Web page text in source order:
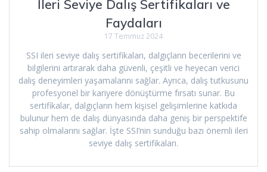
İleri Seviye Dalış Sertifikaları ve
Faydaları
17 Temmuz 2024
SSI ileri seviye dalış sertifikaları, dalgıçların becerilerini ve
bilgilerini artırarak daha güvenli, çeşitli ve heyecan verici
dalış deneyimleri yaşamalarını sağlar. Ayrıca, dalış tutkusunu
profesyonel bir kariyere dönüştürme fırsatı sunar. Bu
sertifikalar, dalgıçların hem kişisel gelişimlerine katkıda
bulunur hem de dalış dünyasında daha geniş bir perspektife
sahip olmalarını sağlar. İşte SSI’nin sunduğu bazı önemli ileri
seviye dalış sertifikaları.